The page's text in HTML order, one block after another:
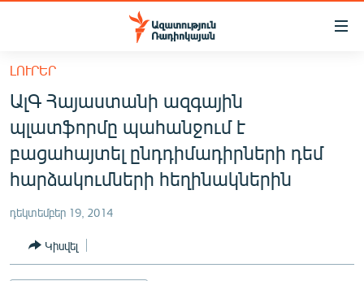
Մատչելիության
հիմնական
բովանդակությանը
հիմնական
մենյուին
Որոնում
ՀԱՅԱՍՏԱՆ
ՔԱՂԱՔԱԿԱՆ
ԸՆՏՐՈՒԹՅՈՒՆՆԵՐ 2026
ՏՆՏԵՍՈՒԹՅՈՒՆ
ԼՈՒՐԵՐ
ԱլԳ Հայաստանի ազգային
պլատֆորմը պահանջում է
բացահայտել ընդդիմադիրների դեմ
հարձակումների հեղինակներին
դեկտեմբեր 19, 2014
Կիսվել